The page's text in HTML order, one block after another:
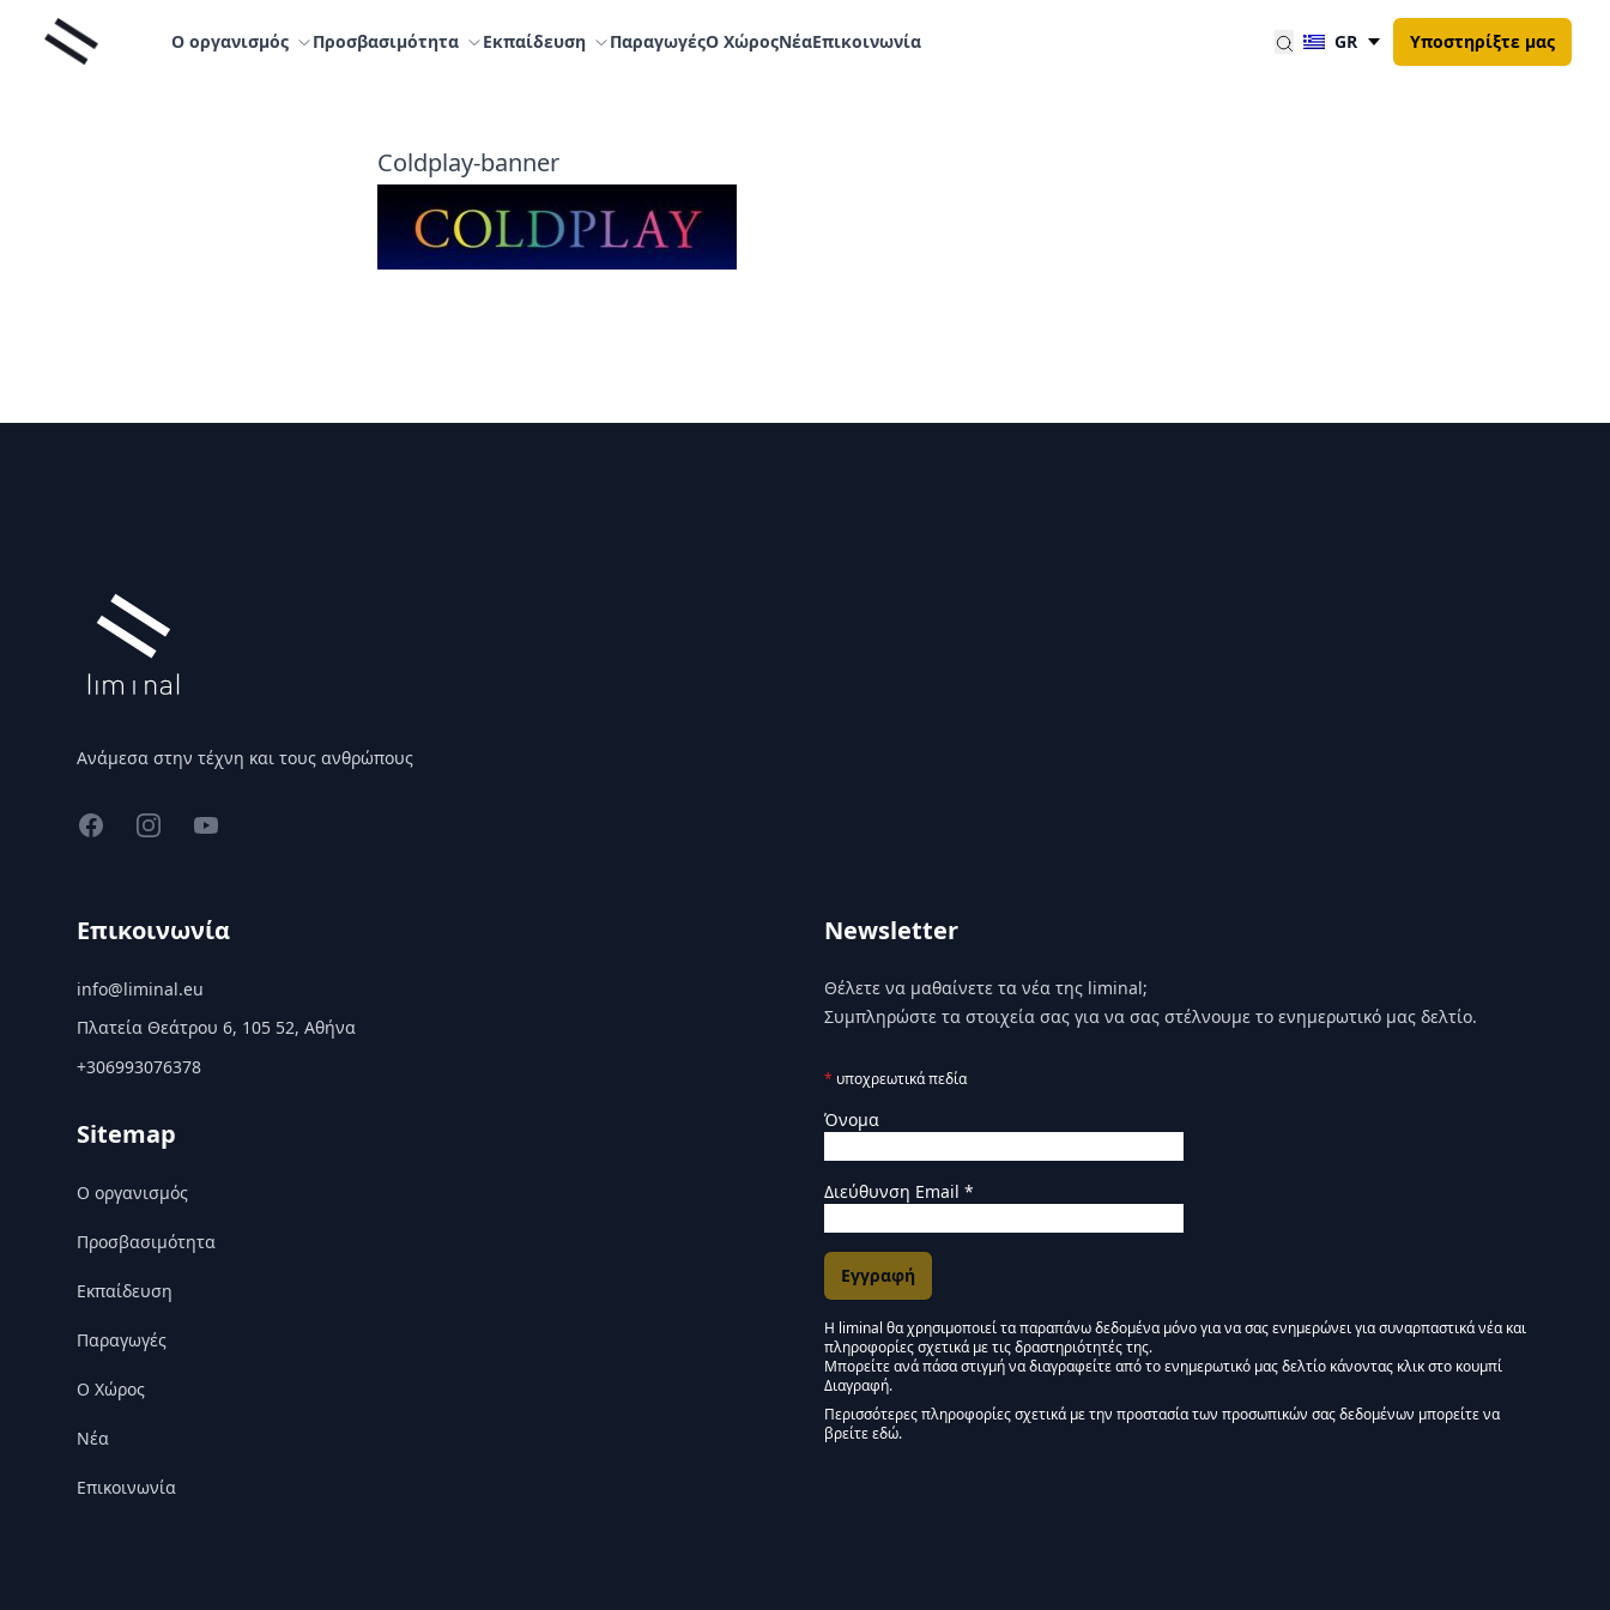
Μετάβαση
περιεχόμενο
Liminal Ο οργανισμός Προσβασιμότητα Εκπαίδευση ΠαραγωγέςΟ ΧώροςNέαΕπικοινωνία GR Υποστηρίξτε μας
Coldplay-banner
Ανάμεσα στην τέχνη και τους ανθρώπους
FacebookInstagramYouTube
Επικοινωνία
info@liminal.eu
Πλατεία Θεάτρου 6, 105 52, Αθήνα
+306993076378
Sitemap
Ο οργανισμός
Προσβασιμότητα
Εκπαίδευση
Παραγωγές
Ο Χώρος
Nέα
Επικοινωνία
Newsletter
Θέλετε να μαθαίνετε τα νέα της liminal;
Συμπληρώστε τα στοιχεία σας για να σας στέλνουμε το ενημερωτικό μας δελτίο.
* υποχρεωτικά πεδία
Όνομα
Διεύθυνση Email *
Εγκρίσεις Μάρκετινγκ
Η liminal θα χρησιμοποιεί τα παραπάνω δεδομένα μόνο για να σας ενημερώνει για συναρπαστικά νέα και
πληροφορίες σχετικά με τις δραστηριότητές της.
Μείνετε συντονισμένοι - Ενημερωτικό δελτίο Liminal :)
Μπορείτε ανά πάσα στιγμή να διαγραφείτε από το ενημερωτικό μας δελτίο κάνοντας κλικ στο κουμπί
Διαγραφή.
Περισσότερες πληροφορίες σχετικά με την προστασία των προσωπικών σας δεδομένων μπορείτε να
βρείτε εδώ.